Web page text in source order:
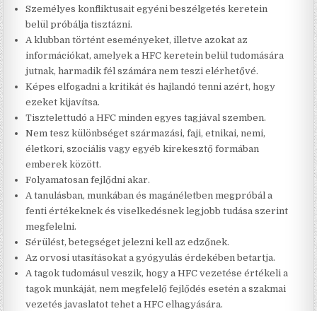
Személyes konfliktusait egyéni beszélgetés keretein
belül próbálja tisztázni.
A klubban történt eseményeket, illetve azokat az
információkat, amelyek a HFC keretein belül tudomására
jutnak, harmadik fél számára nem teszi elérhetővé.
Képes elfogadni a kritikát és hajlandó tenni azért, hogy
ezeket kijavítsa.
Tisztelettudó a HFC minden egyes tagjával szemben.
Nem tesz különbséget származási, faji, etnikai, nemi,
életkori, szociális vagy egyéb kirekesztő formában
emberek között.
Folyamatosan fejlődni akar.
A tanulásban, munkában és magánéletben megpróbál a
fenti értékeknek és viselkedésnek legjobb tudása szerint
megfelelni.
Sérülést, betegséget jelezni kell az edzőnek.
Az orvosi utasításokat a gyógyulás érdekében betartja.
A tagok tudomásul veszik, hogy a HFC vezetése értékeli a
tagok munkáját, nem megfelelő fejlődés esetén a szakmai
vezetés javaslatot tehet a HFC elhagyására.